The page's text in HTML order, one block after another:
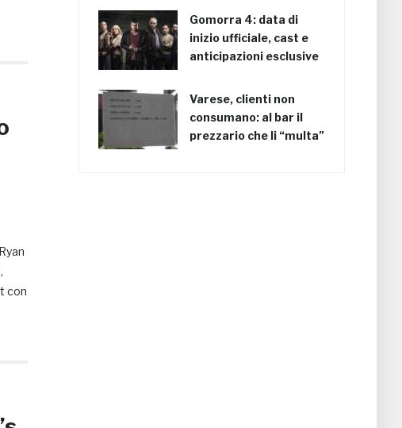
con
Gomorra 4: data di
inizio ufficiale, cast e
anticipazioni esclusive
Varese, clienti non
consumano: al bar il
prezzario che li “multa”